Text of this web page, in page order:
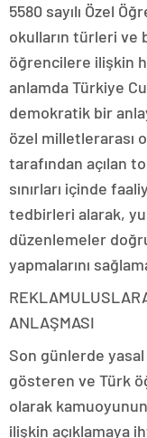
5580 sayılı Özel
okulların türleri ve
öğrencilere ilişkin
anlamda Türkiye
demokratik bir
özel milletlerarası
tarafından açılan
sınırları içinde
tedbirleri alarak,
düzenlemeler
yapmalarını
REKLAM
ANLAŞMASI
Son günlerde
gösteren ve Türk
olarak
ilişkin açıklamaya